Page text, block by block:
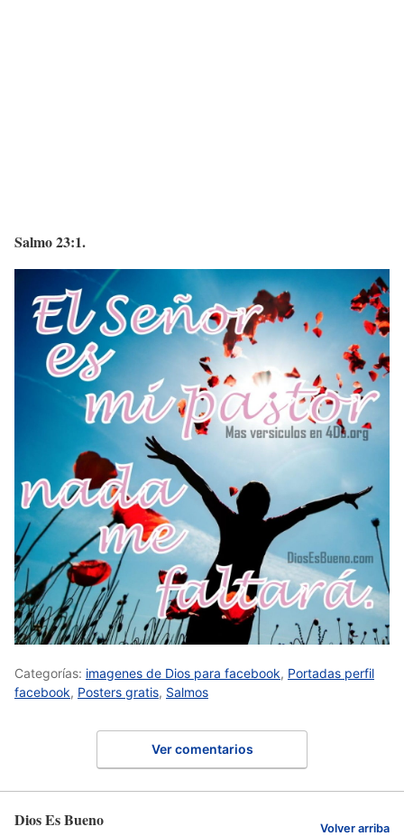
Salmo 23:1.
Categorías: imagenes de Dios para facebook, Portadas perfil
facebook, Posters gratis, Salmos
Ver comentarios
Dios Es Bueno Volver arriba